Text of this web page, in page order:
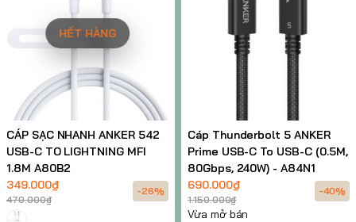
HẾT HÀNG
CÁP SẠC NHANH ANKER 542
USB-C TO LIGHTNING MFI
1.8M A80B2
349.000₫
470.000₫
-26%
Cáp Thunderbolt 5 ANKER
Prime USB-C To USB-C (0.5M,
80Gbps, 240W) - A84N1
690.000₫
1.150.000₫
-40%
Vừa mở bán